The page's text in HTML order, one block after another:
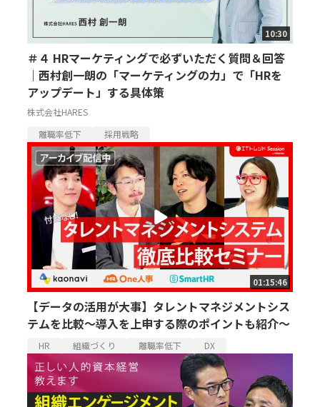
10:30
＃４ HRマーケティングで必ずいただく質問＆回答
｜西村創一朗の「マーケティングの力」で「HRを
アップデート」する具体策
株式会社HARES
離職率低下
採用戦略
01:15:46
【データの活用が大事】タレントマネジメントシス
テムを比較～導入を上申する際のポイントも紹介～
HR 組織づくり 離職率低下 DX